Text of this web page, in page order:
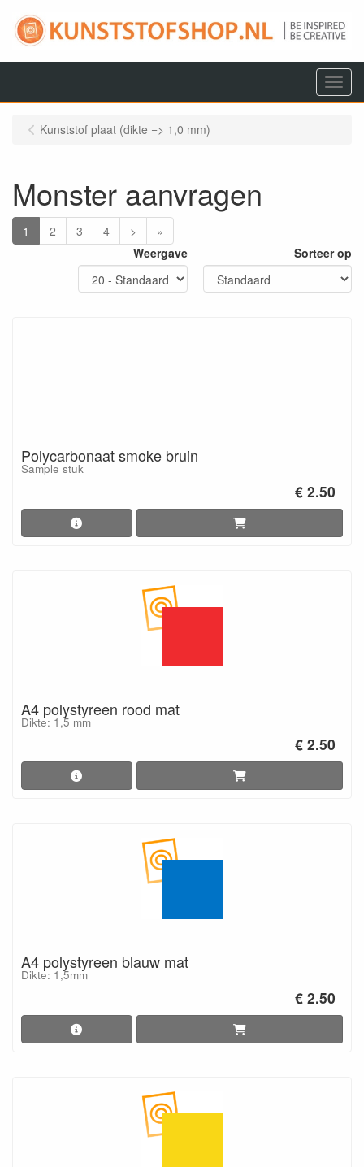
Menu
Kunststof plaat (dikte => 1,0 mm)
Monster aanvragen
1 2 3 4 >
»
Weergave
Sorteer op
Polycarbonaat smoke bruin
Sample stuk
€ 2.50
A4 polystyreen rood mat
Dikte: 1,5 mm
€ 2.50
A4 polystyreen blauw mat
Dikte: 1,5mm
€ 2.50